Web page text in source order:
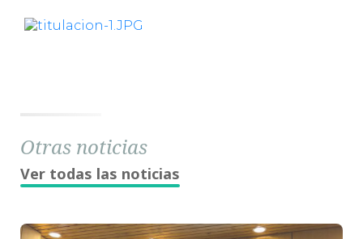
Otras noticias
Ver todas las noticias